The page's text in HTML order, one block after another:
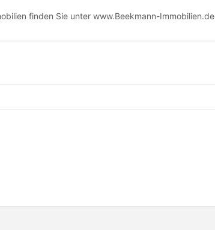
finden Sie unter www.Beekmann-Immobilien.de